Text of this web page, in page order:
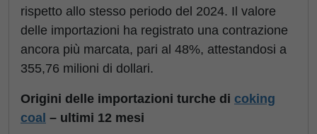
rispetto allo stesso periodo del 2024. Il valore
delle importazioni ha registrato una contrazione
ancora più marcata, pari al 48%, attestandosi a
355,76 milioni di dollari.
Origini delle importazioni turche di coking
coal – ultimi 12 mesi